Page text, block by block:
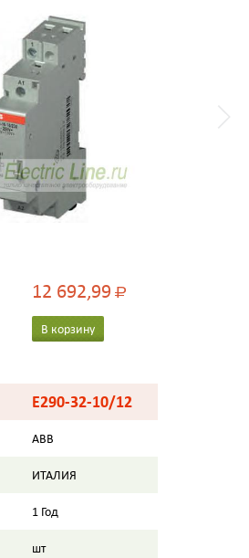
12 692,99Р
В корзину
E290-32-10/12
ABB
ИТАЛИЯ
1 Год
шт